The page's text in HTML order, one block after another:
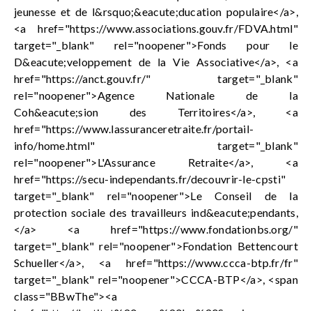
jeunesse et de l&rsquo;&eacute;ducation populaire</a>,
<a href="https://www.associations.gouv.fr/FDVA.html"
target="_blank" rel="noopener">Fonds pour le
D&eacute;veloppement de la Vie Associative</a>, <a
href="https://anct.gouv.fr/" target="_blank"
rel="noopener">Agence Nationale de la
Coh&eacute;sion des Territoires</a>, <a
href="https://www.lassuranceretraite.fr/portail-
info/home.html" target="_blank"
rel="noopener">L'Assurance Retraite</a>, <a
href="https://secu-independants.fr/decouvrir-le-cpsti"
target="_blank" rel="noopener">Le Conseil de la
protection sociale des travailleurs ind&eacute;pendants,
</a> <a href="https://www.fondationbs.org/"
target="_blank" rel="noopener">Fondation Bettencourt
Schueller</a>, <a href="https://www.ccca-btp.fr/fr"
target="_blank" rel="noopener">CCCA-BTP</a>, <span
class="BBwThe"><a